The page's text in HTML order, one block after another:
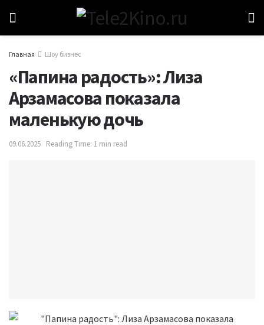
Главная Шоу бизнес
«Папина радость»: Лиза
Арзамасова показала
маленькую дочь
09.06.2025 Reading Time: 1 min read